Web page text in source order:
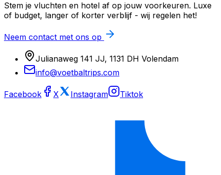
Stem je vluchten en hotel af op jouw voorkeuren. Luxe
of budget, langer of korter verblijf - wij regelen het!
Neem contact met ons op
Julianaweg 141 JJ, 1131 DH Volendam
info@voetbaltrips.com
Facebook X Instagram Tiktok